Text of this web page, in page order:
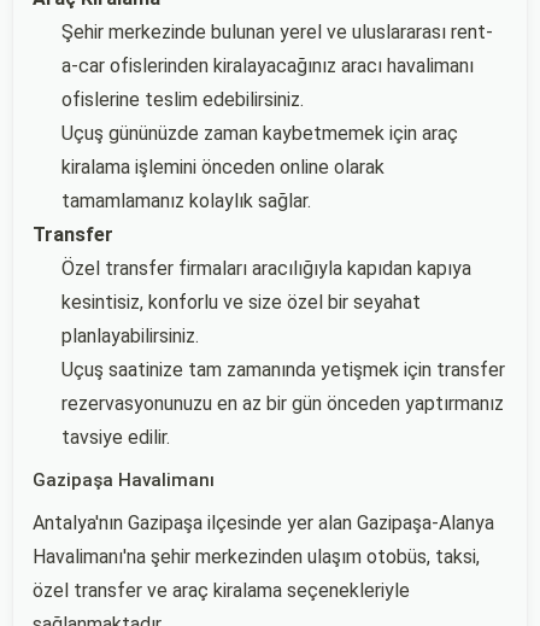
Şehir merkezinde bulunan yerel ve uluslararası rent-
a-car ofislerinden kiralayacağınız aracı havalimanı
ofislerine teslim edebilirsiniz.
Uçuş gününüzde zaman kaybetmemek için araç
kiralama işlemini önceden online olarak
tamamlamanız kolaylık sağlar.
Transfer
Özel transfer firmaları aracılığıyla kapıdan kapıya
kesintisiz, konforlu ve size özel bir seyahat
planlayabilirsiniz.
Uçuş saatinize tam zamanında yetişmek için transfer
rezervasyonunuzu en az bir gün önceden yaptırmanız
tavsiye edilir.
Gazipaşa Havalimanı
Antalya'nın Gazipaşa ilçesinde yer alan Gazipaşa-Alanya
Havalimanı'na şehir merkezinden ulaşım otobüs, taksi,
özel transfer ve araç kiralama seçenekleriyle